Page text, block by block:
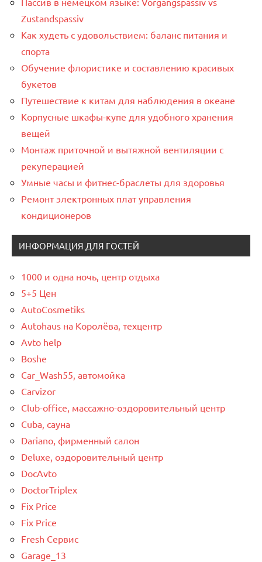
Zustandspassiv
Как худеть с удовольствием: баланс питания и
спорта
Обучение флористике и составлению красивых
букетов
Путешествие к китам для наблюдения в океане
Корпусные шкафы-купе для удобного хранения
вещей
Монтаж приточной и вытяжной вентиляции с
рекуперацией
Умные часы и фитнес-браслеты для здоровья
Ремонт электронных плат управления
кондиционеров
ИНФОРМАЦИЯ ДЛЯ ГОСТЕЙ
1000 и одна ночь, центр отдыха
5+5 Цен
AutoCosmetiks
Autohaus на Королёва, техцентр
Avto help
Boshe
Car_Wash55, автомойка
Carvizor
Club-office, массажно-оздоровительный центр
Cuba, сауна
Dariano, фирменный салон
Deluxe, оздоровительный центр
DocAvto
DoctorTriplex
Fix Price
Fix Price
Fresh Сервис
Garage_13